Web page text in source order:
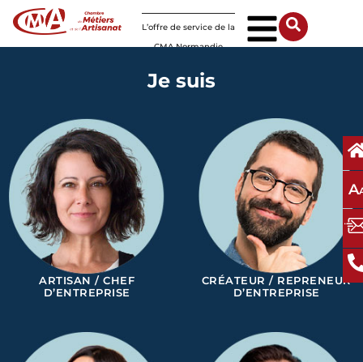
L’offre de service de la
CMA Normandie
A
Je suis
ARTISAN / CHEF
D’ENTREPRISE
CRÉATEUR / REPRENEUR
D’ENTREPRISE
Panneau de gestion des cookies